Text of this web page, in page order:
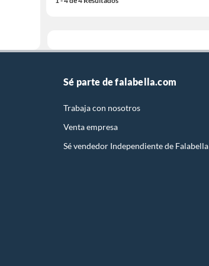
Sé parte de falabella.com
Trabaja con nosotros
Venta empresa
Sé vendedor Independiente de Falabella